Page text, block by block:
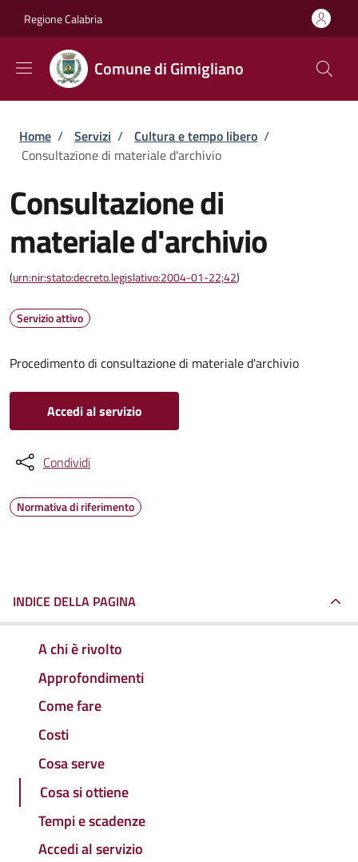
Regione Calabria
Comune di Gimigliano
Briciole di pane
Home / Servizi / Cultura e tempo libero /
Consultazione di materiale d'archivio
Consultazione di
materiale d'archivio
(urn:nir:stato:decreto.legislativo:2004-01-22;42)
Servizio attivo
Procedimento di consultazione di materiale d'archivio
Accedi al servizio
Condividi
Normativa di riferimento
INDICE DELLA PAGINA
A chi è rivolto
Approfondimenti
Come fare
Costi
Cosa serve
Cosa si ottiene
Tempi e scadenze
Accedi al servizio